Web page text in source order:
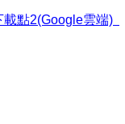
載點2(Google雲端)